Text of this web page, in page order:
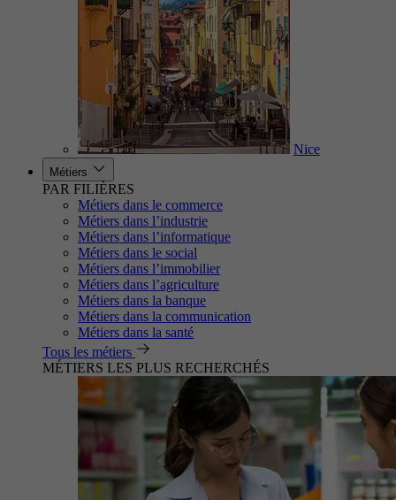
Nice
Métiers
PAR FILIÈRES
Métiers dans le commerce
Métiers dans l’industrie
Métiers dans l’informatique
Métiers dans le social
Métiers dans l’immobilier
Métiers dans l’agriculture
Métiers dans la banque
Métiers dans la communication
Métiers dans la santé
Tous les métiers
MÉTIERS LES PLUS RECHERCHÉS